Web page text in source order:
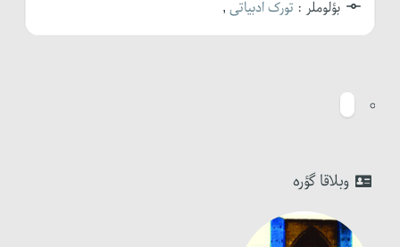
بؤلوملر : تورک ادبیاتی ,
وبلاقا گؤره